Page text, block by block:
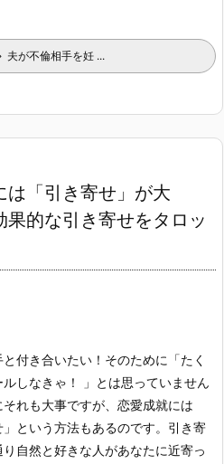
夫が不倫相手を妊 ...
は「引き寄せ」が大
的な引き寄せをタロッ
と付き合いたい！そのために「たく
ルしなきゃ！ 」とは思っていません
れも大事ですが、恋愛成就には
」という方法もあるのです。引き寄
自然と好きな人があなたに近寄っ